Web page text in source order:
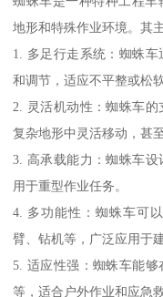
地形和特殊作业环境。其
1. 多足行走系统：蜘蛛
和调节，适应不平整或松
2. 灵活机动性：蜘蛛车
复杂地形中灵活移动，甚
3. 高承载能力：蜘蛛车
用于重型作业任务。
4. 多功能性：蜘蛛车可
臂、钻机等，广泛应用于
5. 适应性强：蜘蛛车能
等，适合户外作业和应急救